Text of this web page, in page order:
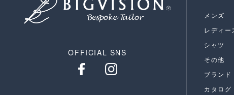
OFFICIAL SNS
メンズ
レディー
シャツ
その他
ブランド
カタログ